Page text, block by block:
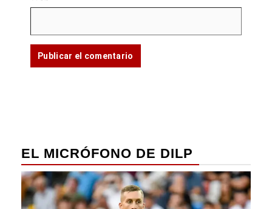
EL MICRÓFONO DE DILP